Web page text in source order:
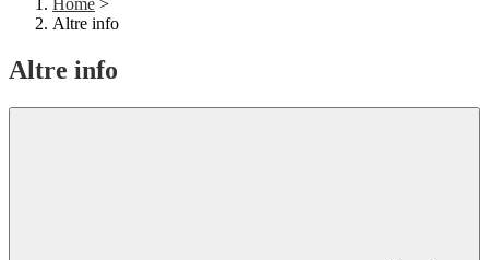
Home >
Altre info
Altre info